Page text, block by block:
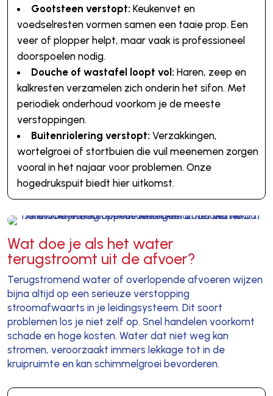
Gootsteen verstopt: Keukenvet en
voedselresten vormen samen een taaie prop. Een
veer of plopper helpt, maar vaak is professioneel
doorspoelen nodig.
Douche of wastafel loopt vol: Haren, zeep en
kalkresten verzamelen zich onderin het sifon. Met
periodiek onderhoud voorkom je de meeste
verstoppingen.
Buitenriolering verstopt: Verzakkingen,
wortelgroei of stortbuien die vuil meenemen zorgen
vooral in het najaar voor problemen. Onze
hogedrukspuit biedt hier uitkomst.
Wat doe je als het water
terugstroomt uit de afvoer?
Terugstromend water of overlopende afvoeren wijzen
bijna altijd op een serieuze verstopping
stroomafwaarts in je leidingsysteem. Dit soort
problemen los je niet zelf op. Snel handelen voorkomt
schade en hoge kosten. Water dat niet weg kan
stromen, veroorzaakt immers lekkage tot in de
kruipruimte en kan schimmelgroei bevorderen.